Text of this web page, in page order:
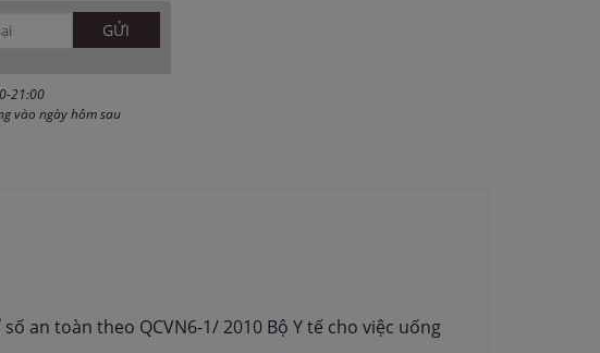
21:00
vào ngày hôm sau
an toàn theo QCVN6-1/ 2010 Bộ Y tế cho việc uống